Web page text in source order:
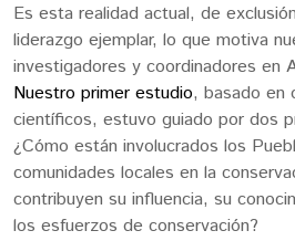
Es esta realidad actual, de
liderazgo ejemplar, lo que motiva
investigadores y coordinadores en
Nuestro primer estudio, basado en
científicos, estuvo guiado por dos
¿Cómo están involucrados los
comunidades locales en la
contribuyen su influencia, su
los esfuerzos de conservación?